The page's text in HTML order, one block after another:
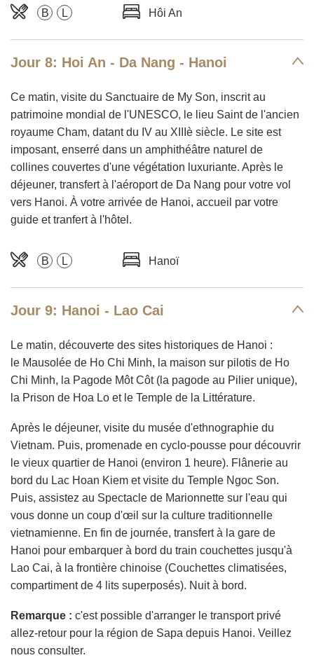
B L Hôi An
Jour 8: Hoi An - Da Nang - Hanoi
Ce matin, visite du Sanctuaire de My Son, inscrit au
patrimoine mondial de l'UNESCO, le lieu Saint de l'ancien
royaume Cham, datant du IV au XIIIè siècle. Le site est
imposant, enserré dans un amphithéâtre naturel de
collines couvertes d'une végétation luxuriante. Après le
déjeuner, transfert à l'aéroport de Da Nang pour votre vol
vers Hanoi. À votre arrivée de Hanoi, accueil par votre
guide et tranfert à l'hôtel.
B L Hanoï
Jour 9: Hanoi - Lao Cai
Le matin, découverte des sites historiques de Hanoi :
le Mausolée de Ho Chi Minh, la maison sur pilotis de Ho
Chi Minh, la Pagode Môt Côt (la pagode au Pilier unique),
la Prison de Hoa Lo et le Temple de la Littérature.
Après le déjeuner, visite du musée d'ethnographie du
Vietnam. Puis, promenade en cyclo-pousse pour découvrir
le vieux quartier de Hanoi (environ 1 heure). Flânerie au
bord du Lac Hoan Kiem et visite du Temple Ngoc Son.
Puis, assistez au Spectacle de Marionnette sur l'eau qui
vous donne un coup d'œil sur la culture traditionnelle
vietnamienne. En fin de journée, transfert à la gare de
Hanoi pour embarquer à bord du train couchettes jusqu'à
Lao Cai, à la frontière chinoise (Couchettes climatisées,
compartiment de 4 lits superposés). Nuit à bord.
Remarque : c'est possible d'arranger le transport privé
allez-retour pour la région de Sapa depuis Hanoi. Veillez
nous consulter.